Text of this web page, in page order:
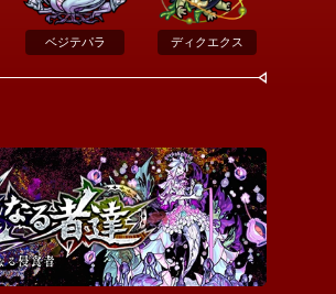
ベジテパラ ディクエクス